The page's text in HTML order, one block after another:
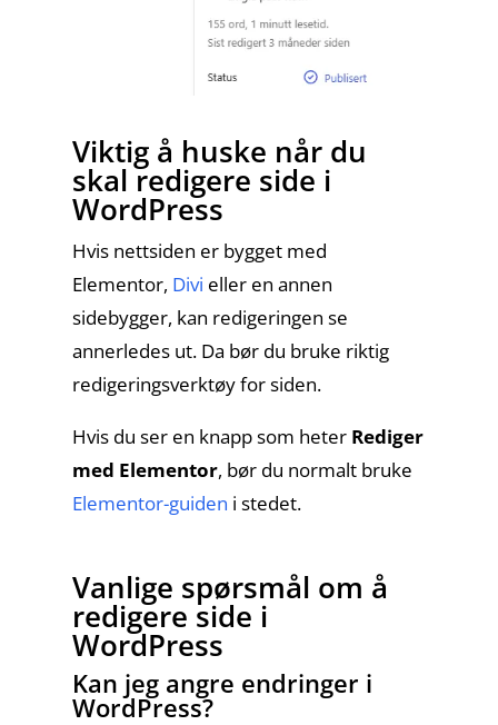
Viktig å huske når du
skal redigere side i
WordPress
Hvis nettsiden er bygget med
Elementor, Divi eller en annen
sidebygger, kan redigeringen se
annerledes ut. Da bør du bruke riktig
redigeringsverktøy for siden.
Hvis du ser en knapp som heter Rediger
med Elementor, bør du normalt bruke
Elementor-guiden i stedet.
Vanlige spørsmål om å
redigere side i
WordPress
Kan jeg angre endringer i
WordPress?